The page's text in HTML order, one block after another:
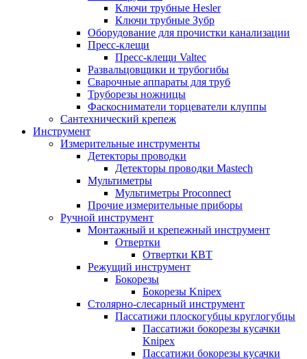
Ключи трубные Hesler
Ключи трубные Зубр
Оборудование для прочистки канализации
Пресс-клещи
Пресс-клещи Valtec
Развальцовщики и трубогибы
Сварочные аппараты для труб
Труборезы ножницы
Фаскосниматели торцеватели клуппы
Сантехнический крепеж
Инструмент
Измерительные инструменты
Детекторы проводки
Детекторы проводки Mastech
Мультиметры
Мультиметры Proconnect
Прочие измерительные приборы
Ручной инструмент
Монтажный и крепежный инструмент
Отвертки
Отвертки КВТ
Режущий инструмент
Бокорезы
Бокорезы Knipex
Столярно-слесарный инструмент
Пассатижи плоскогубцы круглогубцы
Пассатижи бокорезы кусачки
Knipex
Пассатижи бокорезы кусачки